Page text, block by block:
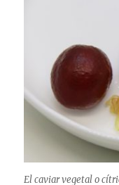
El caviar vegetal o